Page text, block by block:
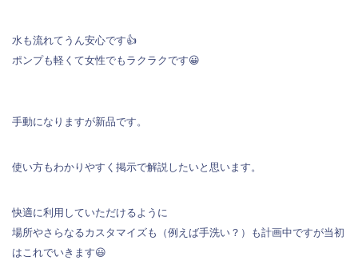
水も流れてうん安心です👍
ポンプも軽くて女性でもラクラクです😀
手動になりますが新品です。
使い方もわかりやすく掲示で解説したいと思います。
快適に利用していただけるように
場所やさらなるカスタマイズも（例えば手洗い？）も計画中ですが当初
はこれでいきます😃